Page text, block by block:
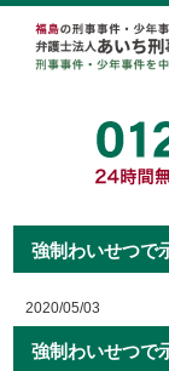
強制わいせつで
2020/05/03
強制わいせつで